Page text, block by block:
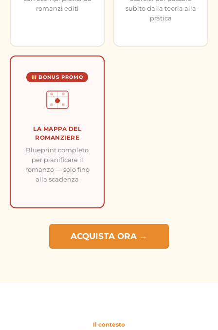
romanzi editi
subito dalla teoria alla
pratica
BONUS PROMO
LA MAPPA DEL
ROMANZIERE
Blueprint completo
per pianificare il
romanzo — solo fino
alla scadenza
ACQUISTA ORA →
Il contesto